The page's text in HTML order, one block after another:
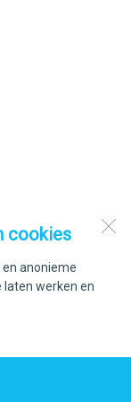
cookies
anonieme
laten werken en